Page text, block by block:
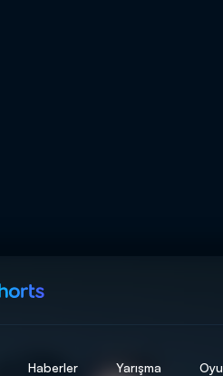
Haberler Yarışma